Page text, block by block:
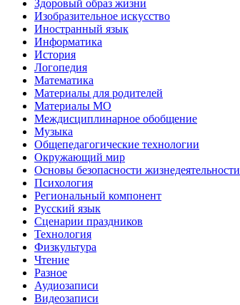
Здоровый образ жизни
Изобразительное искусство
Иностранный язык
Информатика
История
Логопедия
Математика
Материалы для родителей
Материалы МО
Междисциплинарное обобщение
Музыка
Общепедагогические технологии
Окружающий мир
Основы безопасности жизнедеятельности
Психология
Региональный компонент
Русский язык
Сценарии праздников
Технология
Физкультура
Чтение
Разное
Аудиозаписи
Видеозаписи